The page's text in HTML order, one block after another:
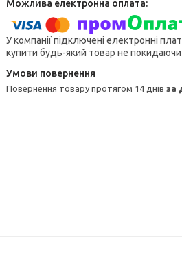
У компанії підключені електронні
купити будь-який товар не покидаючи
повернення товару протягом 14 днів за